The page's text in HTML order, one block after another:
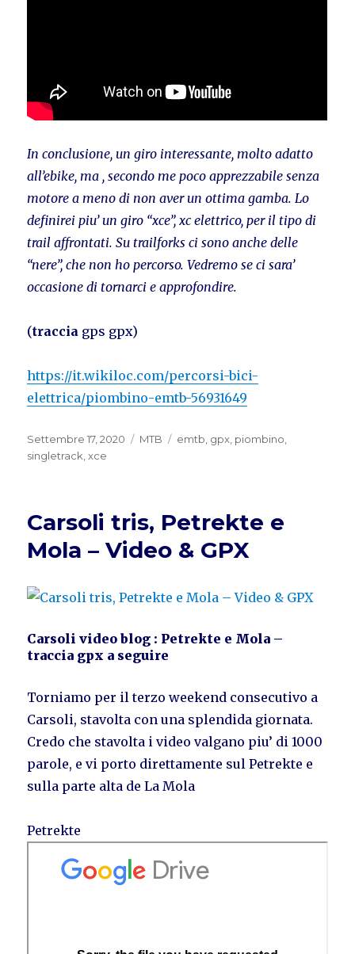
In conclusione, un giro interessante, molto adatto
all’ebike, ma , secondo me poco apprezzabile senza
motore a meno di non aver un ottima gamba. Lo
definirei piu’ un giro “xce”, xc elettrico, per il tipo di
trail affrontati. Su trailforks ci sono anche delle
“nere”, che non ho percorso. Vedremo se ci sara’
occasione di tornarci e approfondire.
(traccia gps gpx)
https://it.wikiloc.com/percorsi-bici-
elettrica/piombino-emtb-56931649
Pubblicato
il
Settembre 17, 2020 Categorie
MTB Tag
emtb gpx piombino
singletrack ,xce
Carsoli tris, Petrekte e
Mola – Video & GPX
Carsoli video blog : Petrekte e Mola –
traccia gpx a seguire
Torniamo per il terzo weekend consecutivo a
Carsoli, stavolta con una splendida giornata.
Credo che stavolta i video valgano piu’ di 1000
parole, e vi porto direttamente sul Petrekte e
sulla parte alta de La Mola
Petrekte